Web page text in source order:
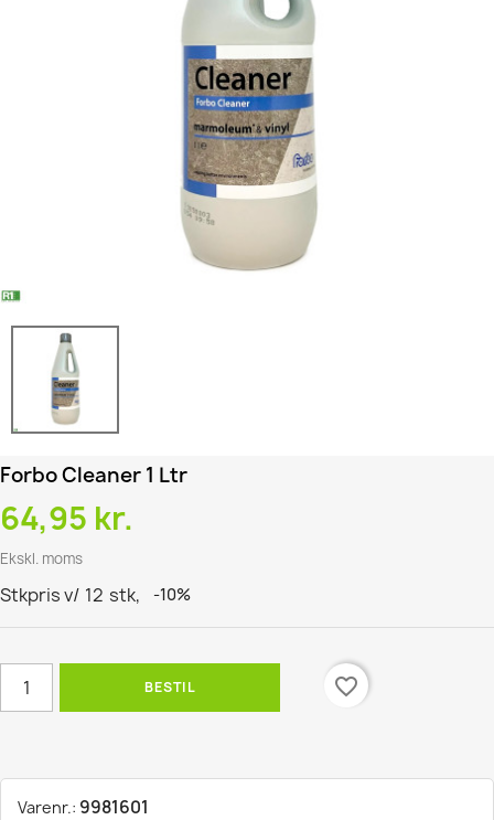
Forbo Cleaner 1 Ltr
64,95 kr.
Ekskl. moms
Stkpris v/ 12 stk, -10%
BESTIL favorite_border
Varenr.: 9981601